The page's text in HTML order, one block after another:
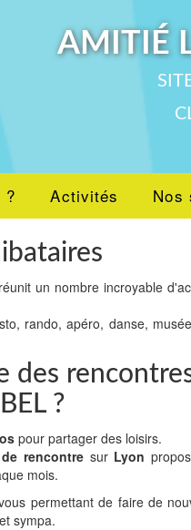
AMITIÉ
? Activités Nos
un nombre incroyable
rando, apéro, danse,
des
?
pour partager des loisirs.
rencontre sur Lyon
mois.
permettant de faire de
sympa.